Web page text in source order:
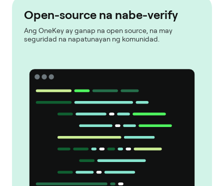
Open-source na nabe-verify
Ang OneKey ay ganap na open source, na may
seguridad na napatunayan ng komunidad.